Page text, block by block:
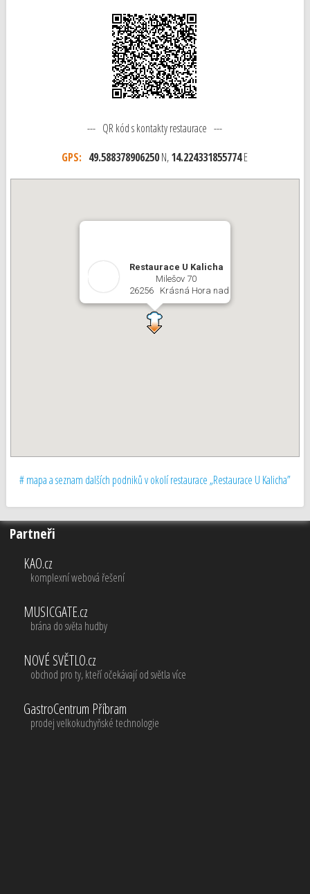
--- QR kód s kontakty restaurace ---
GPS: 49.588378906250N,14.224331855774E
Restaurace U Kalicha
Milešov 70
26256 Krásná Hora nad Vltavou
# mapa a seznam dalších podniků v okolí restaurace „Restaurace U Kalicha”
Partneři
KAO.cz
komplexní webová řešení
MUSICGATE.cz
brána do světa hudby
NOVÉ SVĚTLO.cz
obchod pro ty, kteří očekávají od světla více
GastroCentrum Příbram
prodej velkokuchyňské technologie